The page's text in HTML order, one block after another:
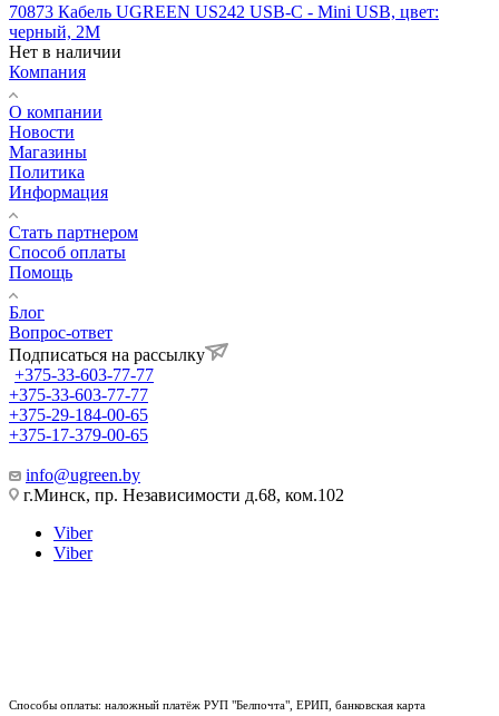
70873 Кабель UGREEN US242 USB-C - Mini USB, цвет:
черный, 2M
Нет в наличии
Компания
О компании
Новости
Магазины
Политика
Информация
Стать партнером
Способ оплаты
Помощь
Блог
Вопрос-ответ
Подписаться на рассылку
+375-33-603-77-77
+375-33-603-77-77
+375-29-184-00-65
+375-17-379-00-65
info@ugreen.by
г.Минск, пр. Независимости д.68, ком.102
Viber
Viber
Способы оплаты: наложный платёж РУП "Белпочта", ЕРИП, банковская карта